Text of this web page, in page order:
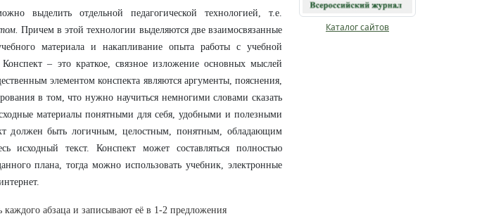
выделить отдельной педагогической технологией, т.е.
Причем в этой технологии выделяются две взаимосвязанные
материала и накапливание опыта работы с учебной
– это краткое, связное изложение основных мыслей
элементом конспекта являются аргументы, пояснения,
в том, что нужно научиться немногими словами сказать
материалы понятными для себя, удобными и полезными
должен быть логичным, целостным, понятным, обладающим
исходный текст. Конспект может составляться полностью
плана, тогда можно использовать учебник, электронные
абзаца и записывают её в 1-2 предложения
Каталог сайтов